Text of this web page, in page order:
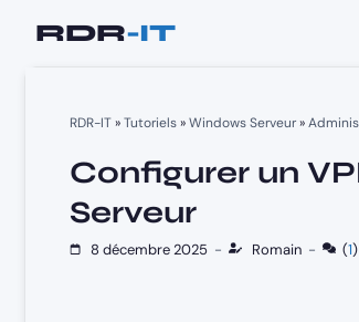
RDR-IT»Tutoriels»Windows Serveur»
Configurer un
Serveur
8 décembre 2025 - Romain - (1)